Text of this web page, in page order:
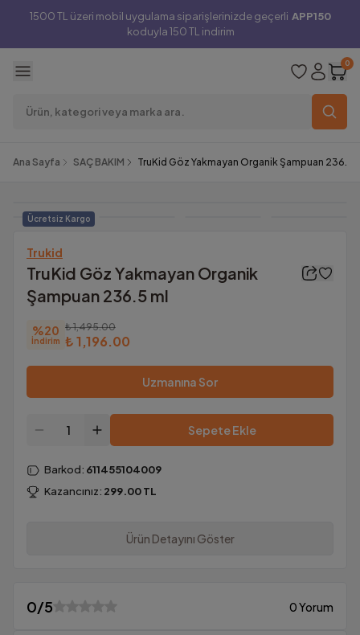
1500 TL üzeri mobil uygulama siparişlerinizde geçerli APP150
koduyla 150 TL indirim
0
Ana Sayfa SAÇ BAKIM TruKid Göz Yakmayan Organik Şampuan 236.5
Ücretsiz Kargo
Trukid
TruKid Göz Yakmayan Organik
Şampuan 236.5 ml
%20
İndirim
₺ 1,495.00
₺ 1,196.00
Uzmanına Sor
Sepete Ekle
Barkod: 611455104009
Kazancınız: 299.00TL
Ürün Detayını Göster
0/5 0 Yorum